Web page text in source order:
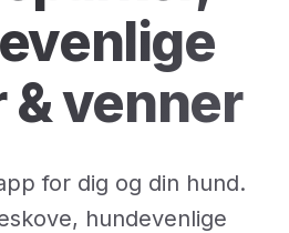
venner
for dig og din hund.
hundevenlige